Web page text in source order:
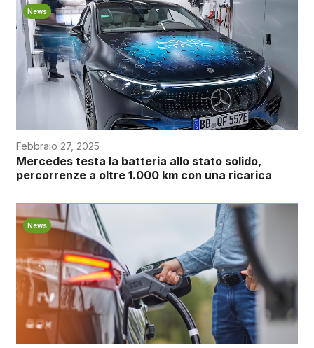
News
Febbraio 27, 2025
Mercedes testa la batteria allo stato solido,
percorrenze a oltre 1.000 km con una ricarica
News